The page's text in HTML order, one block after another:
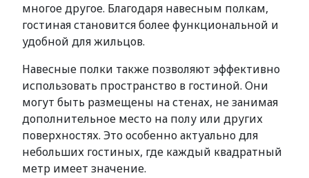
многое другое. Благодаря навесным полкам,
гостиная становится более функциональной и
удобной для жильцов.
Навесные полки также позволяют эффективно
использовать пространство в гостиной. Они
могут быть размещены на стенах, не занимая
дополнительное место на полу или других
поверхностях. Это особенно актуально для
небольших гостиных, где каждый квадратный
метр имеет значение.